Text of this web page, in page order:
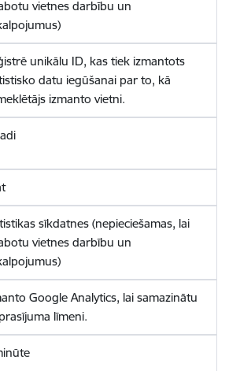
vietnes darbību un
unikālu ID, kas tiek izmantots
datu iegūšanai par to, kā
izmanto vietni.
sīkdatnes (nepieciešamas, lai
vietnes darbību un
Google Analytics, lai samazinātu
līmeni.